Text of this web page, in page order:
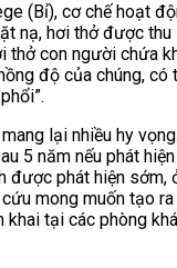
(Bỉ), cơ chế hoạt
nạ, hơi thở được
thở con người chứa
độ của chúng, có
lại nhiều hy
5 năm nếu phát
được phát hiện sớm,
mong muốn tạo
khai tại các phòng